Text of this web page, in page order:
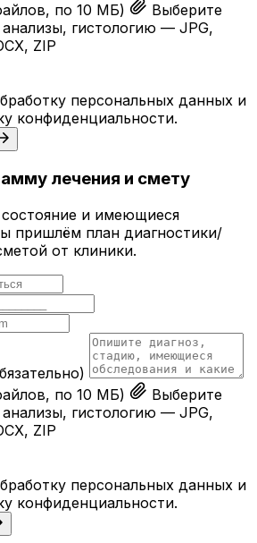
по 10 МБ)
Выберите
гистологию — JPG,
ZIP
персональных данных и
конфиденциальности.
лечения и смету
и имеющиеся
пришлём план диагностики/
от клиники.
по 10 МБ)
Выберите
гистологию — JPG,
ZIP
персональных данных и
конфиденциальности.